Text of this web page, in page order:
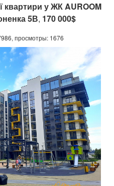
квартири у ЖК AUROOM
5В, 170 000$
просмотры: 1676